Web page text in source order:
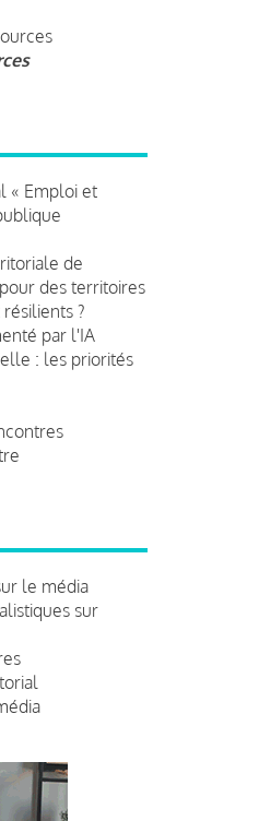
« Emploi et
de
des territoires
?
par l'IA
: les priorités
le média
sur